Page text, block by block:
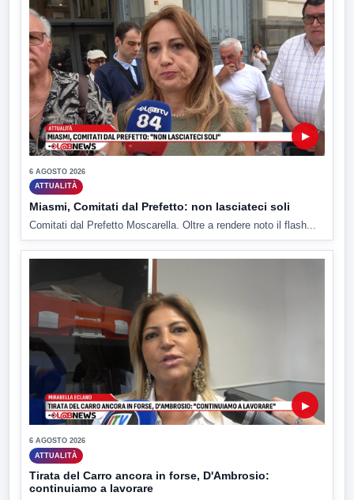
▶
6 AGOSTO 2026
ATTUALITÀ
Miasmi, Comitati dal Prefetto: non lasciateci soli
Comitati dal Prefetto Moscarella. Oltre a rendere noto il flash...
▶
6 AGOSTO 2026
ATTUALITÀ
Tirata del Carro ancora in forse, D'Ambrosio:
continuiamo a lavorare